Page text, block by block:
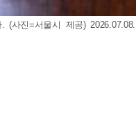
사진=서울시 제공) 2026.07.08.